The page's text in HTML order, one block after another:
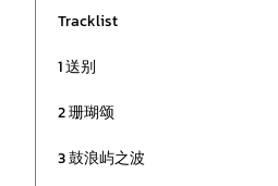
Tracklist
1 送别
2 珊瑚颂
3 鼓浪屿之波